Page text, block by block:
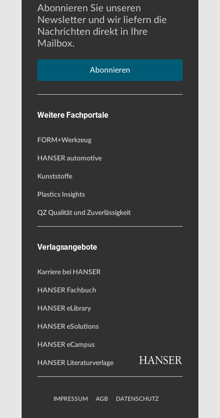
Abonnieren Sie unseren
Newsletter und wir liefern die
Nachrichten direkt in Ihre
Mailbox.
Abonnieren
Weitere Fachportale
FORM+Werkzeug
HANSER automotive
Kunststoffe
Plastics Insights
QZ Qualität und Zuverlässigkeit
Verlagsangebote
Karriere bei HANSER
HANSER Fachbuch
HANSER eLibrary
HANSER eSolutions
HANSER eCampus
HANSER Literaturverlage
IMPRESSUM AGB DATENSCHUTZ